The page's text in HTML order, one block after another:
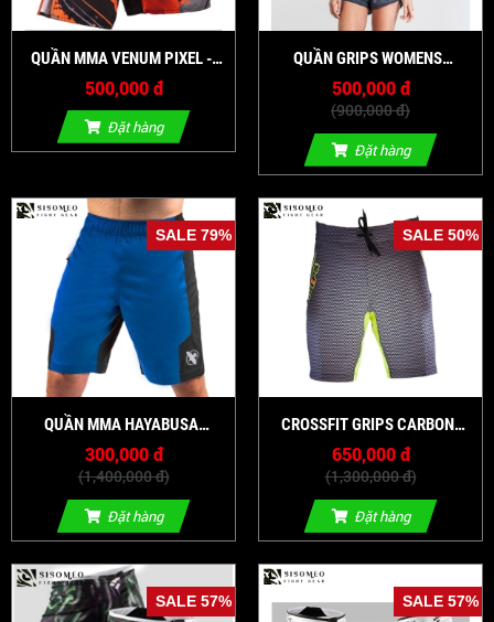
QUẦN MMA VENUM PIXEL -
ORANGE
500,000 đ
Đặt hàng
QUẦN GRIPS WOMENS
FUNTIONAL TRAINING SHORTS
GREY CAMO
500,000 đ
(900,000 đ)
Đặt hàng
SALE 79%
QUẦN MMA HAYABUSA
LIGHTWEIGHT SHORTS - BLUE
300,000 đ
(1,400,000 đ)
Đặt hàng
SALE 50%
CROSSFIT GRIPS CARBON
TRAINING SHORTS -
BLACK/YELLOW
650,000 đ
(1,300,000 đ)
Đặt hàng
SALE 57% SALE 57%